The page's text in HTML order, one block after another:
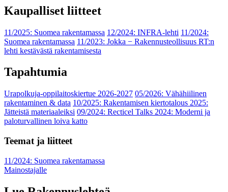
Kaupalliset liitteet
11/2025: Suomea rakentamassa 12/2024: INFRA-lehti 11/2024:
Suomea rakentamassa 11/2023: Jokka − Rakennusteollisuus RT:n
lehti kestävästä rakentamisesta
Tapahtumia
Urapolkuja-oppilaitoskiertue 2026-2027 05/2026: Vähähiilinen
rakentaminen & data 10/2025: Rakentamisen kiertotalous 2025:
Jätteistä materiaaleiksi 09/2024: Recticel Talks 2024: Moderni ja
paloturvallinen loiva katto
Teemat ja liitteet
11/2024: Suomea rakentamassa
Mainostajalle